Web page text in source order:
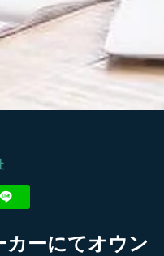
カーにてオウン